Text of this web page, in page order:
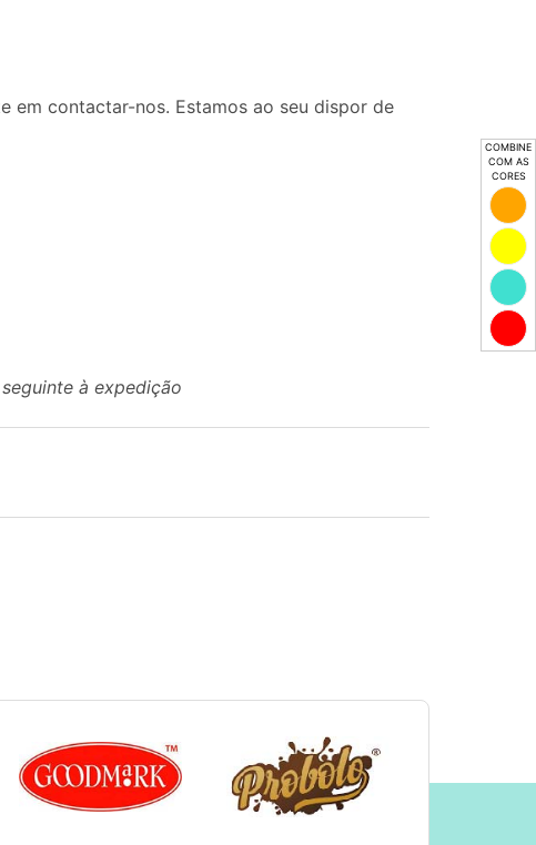
COMBINE
COM AS
CORES
em contactar-nos. Estamos ao seu dispor de
à expedição